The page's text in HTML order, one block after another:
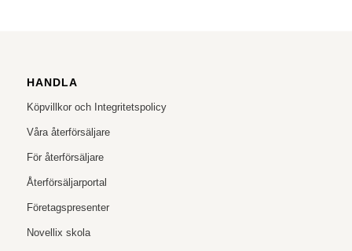
HANDLA
Köpvillkor och Integritetspolicy
Våra återförsäljare
För återförsäljare
Återförsäljarportal
Företagspresenter
Novellix skola